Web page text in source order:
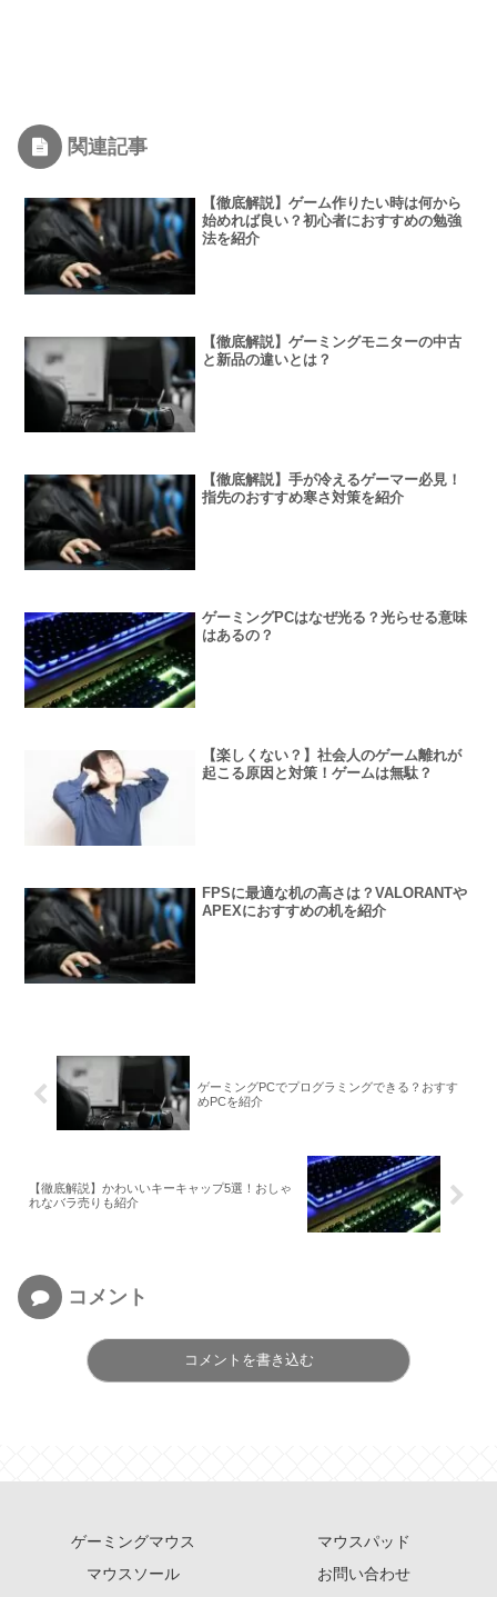
関連記事
【徹底解説】ゲーム作りたい時は何から
始めれば良い？初心者におすすめの勉強
法を紹介
【徹底解説】ゲーミングモニターの中古
と新品の違いとは？
【徹底解説】手が冷えるゲーマー必見！
指先のおすすめ寒さ対策を紹介
ゲーミングPCはなぜ光る？光らせる意味
はあるの？
【楽しくない？】社会人のゲーム離れが
起こる原因と対策！ゲームは無駄？
FPSに最適な机の高さは？VALORANTや
APEXにおすすめの机を紹介
ゲーミングPCでプログラミングできる？おすす
めPCを紹介
【徹底解説】かわいいキーキャップ5選！おしゃ
れなバラ売りも紹介
コメント
コメントを書き込む
ゲーミングマウス
マウスパッド
マウスソール
お問い合わせ